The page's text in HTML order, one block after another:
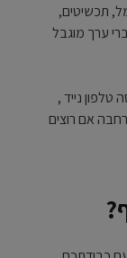
תכשיטים,
ערך מוגבל
טלפון נייד ,
אם רוצים